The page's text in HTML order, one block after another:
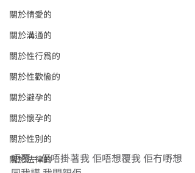
關於情愛的
關於溝通的
關於性行為的
關於性歡愉的
關於避孕的
關於懷孕的
關於性別的
關於法律的
唔覆 = 佢唔掛著我 佢唔想覆我 佢冇嘢想